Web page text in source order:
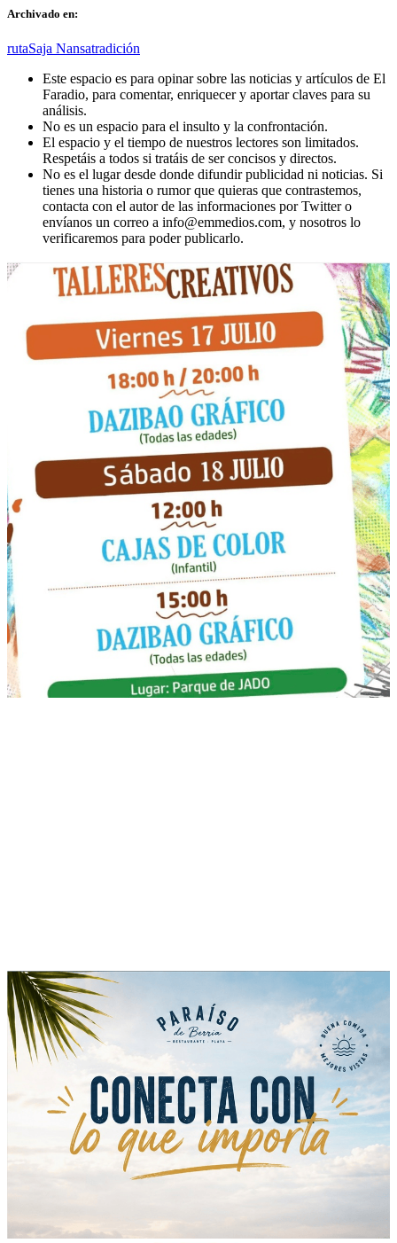
Archivado en:
rutaSaja Nansatradición
Este espacio es para opinar sobre las noticias y artículos de El
Faradio, para comentar, enriquecer y aportar claves para su
análisis.
No es un espacio para el insulto y la confrontación.
El espacio y el tiempo de nuestros lectores son limitados.
Respetáis a todos si tratáis de ser concisos y directos.
No es el lugar desde donde difundir publicidad ni noticias. Si
tienes una historia o rumor que quieras que contrastemos,
contacta con el autor de las informaciones por Twitter o
envíanos un correo a info@emmedios.com, y nosotros lo
verificaremos para poder publicarlo.